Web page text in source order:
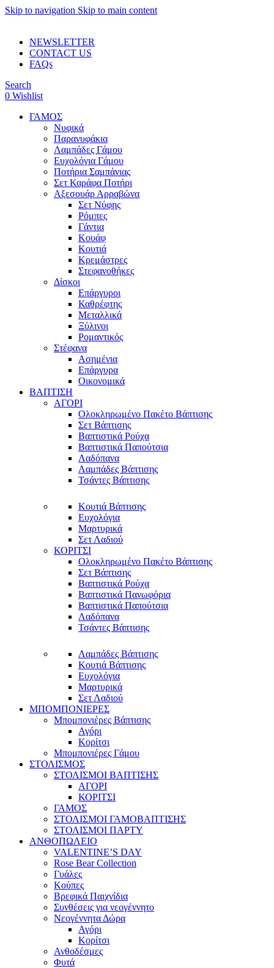
Skip to navigation Skip to main content
NEWSLETTER
CONTACT US
FAQs
Search
0 Wishlist
ΓΑΜΟΣ
Νυφικά
Παρανυφάκια
Λαμπάδες Γάμου
Ευχολόγια Γάμου
Ποτήρια Σαμπάνιας
Σετ Καράφα Ποτήρι
Αξεσουάρ Αρραβώνα
Σετ Νύφης
Ρόμπες
Γάντια
Κουάφ
Κουτιά
Κρεμάστρες
Στεφανοθήκες
Δίσκοι
Επάργυροι
Καθρέφτης
Μεταλλικά
Ξύλινοι
Ρομαντικός
Στέφανα
Ασημένια
Επάργυρα
Οικονομικά
ΒΑΠΤΙΣΗ
ΑΓΟΡΙ
Ολοκληρωμένο Πακέτο Βάπτισης
Σετ Βάπτισης
Βαπτιστικά Ρούχα
Βαπτιστικά Παπούτσια
Λαδόπανα
Λαμπάδες Βάπτισης
Τσάντες Βάπτισης
Κουτιά Βάπτισης
Ευχολόγια
Μαρτυρικά
Σετ Λαδιού
ΚΟΡΙΤΣΙ
Ολοκληρωμένο Πακέτο Βάπτισης
Σετ Βάπτισης
Βαπτιστικά Ρούχα
Βαπτιστικά Πανωφόρια
Βαπτιστικά Παπούτσια
Λαδόπανα
Τσάντες Βάπτισης
Λαμπάδες Βάπτισης
Κουτιά Βάπτισης
Ευχολόγια
Μαρτυρικά
Σετ Λαδιού
ΜΠΟΜΠΟΝΙΕΡΕΣ
Μπομπονιέρες Βάπτισης
Αγόρι
Κορίτσι
Μπομπονιέρες Γάμου
ΣΤΟΛΙΣΜΟΣ
ΣΤΟΛΙΣΜΟΙ ΒΑΠΤΙΣΗΣ
ΑΓΟΡΙ
ΚΟΡΙΤΣΙ
ΓΑΜΟΣ
ΣΤΟΛΙΣΜΟΙ ΓΑΜΟΒΑΠΤΙΣΗΣ
ΣΤΟΛΙΣΜΟΙ ΠΑΡΤΥ
ΑΝΘΟΠΩΛΕΙΟ
VALENTINE’S DAY
Rose Bear Collection
Γυάλες
Κούπες
Βρεφικά Παιχνίδια
Συνθέσεις για νεογέννητο
Νεογέννητα Δώρα
Αγόρι
Κορίτσι
Ανθοδέσμες
Φυτά